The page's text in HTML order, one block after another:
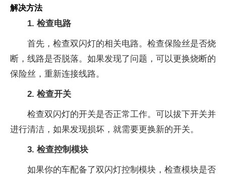
解决方法
1. 检查电路
首先，检查双闪灯的相关电路。检查保险丝是否烧
断，线路是否脱落。如果发现了问题，可以更换烧断的
保险丝，重新连接线路。
2. 检查开关
检查双闪灯的开关是否正常工作。可以拔下开关并
进行清洁，如果发现损坏，就需要更换新的开关。
3. 检查控制模块
如果你的车配备了双闪灯控制模块，检查模块是否